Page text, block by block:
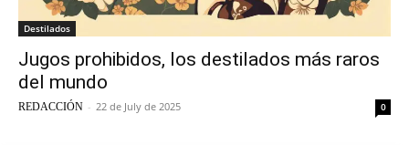
Destilados
Jugos prohibidos, los destilados más raros
del mundo
REDACCIÓN - 22 de July de 2025 0